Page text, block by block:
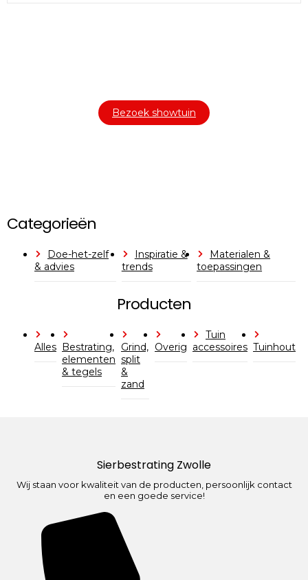
Bezoek showtuin
Categorieën
Doe-het-zelf
& advies
Inspiratie &
trends
Materialen &
toepassingen
Producten
Alles Bestrating,
elementen
& tegels
Grind,
split
&
zand
Overig
Tuin
accessoires Tuinhout
Sierbestrating Zwolle
Wij staan voor kwaliteit van de producten, persoonlijk contact
en een goede service!